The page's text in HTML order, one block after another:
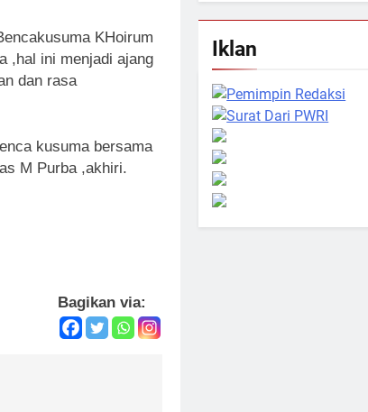
KHoirum
,hal ini menjadi ajang
dan rasa
kusuma bersama
M Purba ,akhiri.
Bagikan via:
Iklan